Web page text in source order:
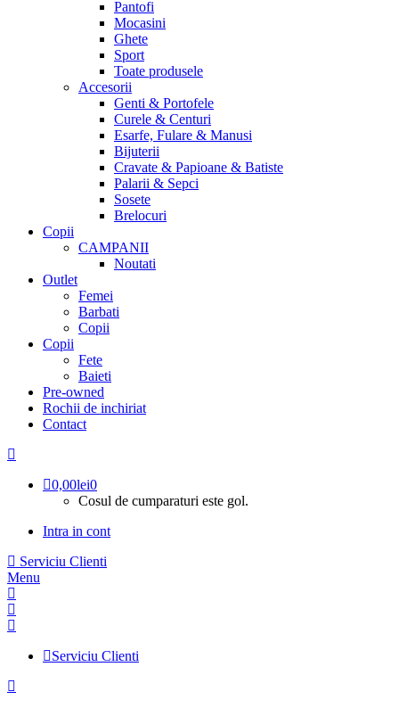
Pantofi
Mocasini
Ghete
Sport
Toate produsele
Accesorii
Genti & Portofele
Curele & Centuri
Esarfe, Fulare & Manusi
Bijuterii
Cravate & Papioane & Batiste
Palarii & Sepci
Sosete
Brelocuri
Copii
CAMPANII
Noutati
Outlet
Femei
Barbati
Copii
Copii
Fete
Baieti
Pre-owned
Rochii de inchiriat
Contact
0,00lei0
Cosul de cumparaturi este gol.
Intra in cont
Serviciu Clienti
Menu
Serviciu Clienti